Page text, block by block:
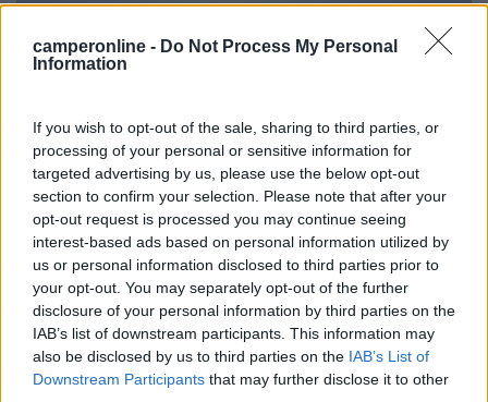
camperonline - Do Not Process My Personal
Information
If you wish to opt-out of the sale, sharing to third parties, or
processing of your personal or sensitive information for
targeted advertising by us, please use the below opt-out
section to confirm your selection. Please note that after your
opt-out request is processed you may continue seeing
interest-based ads based on personal information utilized by
us or personal information disclosed to third parties prior to
your opt-out. You may separately opt-out of the further
disclosure of your personal information by third parties on the
IAB’s list of downstream participants. This information may
also be disclosed by us to third parties on the IAB’s List of
Downstream Participants that may further disclose it to other
Modificato da ledzep il 06/02/2024 alle 07:37:28
wippet